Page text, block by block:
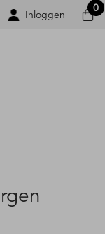
Inloggen
0